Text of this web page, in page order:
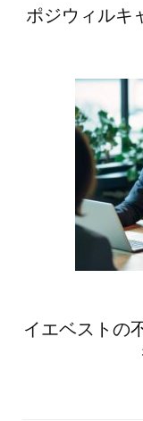
ポジウィルキ
イエベストの